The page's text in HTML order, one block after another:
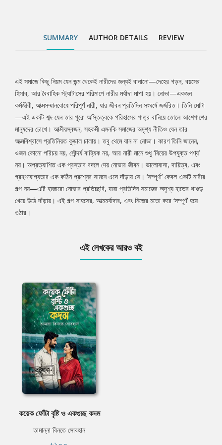
এবং নিজের মতো করে ‘সম্পূর্ণ’ হয়ে ওঠার।
SUMMARY AUTHOR DETAILS REVIEW
Tab
Article
এই সমাজে কিছু নিয়ম যেন জন্ম থেকেই নারীদের জন্যই বানানো—দেহের গড়ন, বয়সের
হিসাব, আর বৈবাহিক স্ট্যাটাসের পরিমাপে নারীর মর্যাদা মাপা হয়। নোভা—একজন
কর্মজীবী, আত্মসম্মানবোধে পরিপূর্ণ নারী, যার জীবন প্রতিদিন সংঘর্ষে জর্জরিত। তিনি মোটা
—এই একটি শব্দ যেন তার পুরো অস্তিত্বকে পরিহাসের পাত্র বানিয়ে তোলে আশেপাশের
মানুষদের চোখে। আত্মীয়স্বজন, সহকর্মী এমনকি সমাজের অদৃশ্য নীতিও যেন তার
আত্মবিশ্বাসে প্রতিনিয়ত কুড়াল চালায়। তবু থেমে যান না নোভা। কারণ তিনি জানেন,
ওজন কোনো পরিচয় নয়, সৌন্দর্য বাহ্যিক নয়, আর নারী মানে শুধু ‘বিয়ের উপযুক্ত পণ্য’
নয়। অপ্রত্যাশিত এক প্রস্তাব বদলে দেয় নোভার জীবন। ভালোবাসা, দায়িত্ব, এবং
গ্রহণযোগ্যতার এক কঠিন প্রশ্নের সামনে এসে দাঁড়ায় সে। ‘সম্পূর্ণা’ কেবল একটি নারীর
গল্প নয়—এটি হাজারো নোভার প্রতিচ্ছবি, যারা প্রতিদিন সমাজের অদৃশ্য হাতের থাপ্পড়
খেয়ে উঠে দাঁড়ায়। এই গল্প সাহসের, আত্মমর্যাদার, এবং নিজের মতো করে ‘সম্পূর্ণ’ হয়ে
ওঠার।
এই লেখকের আরও বই
কয়েক ফোঁটা বৃষ্টি ও একগুচ্ছ কদম
তামান্না বিনতে সোবহান